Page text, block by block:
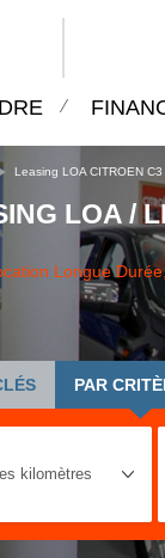
Leasing LOA CITROEN C3
LOA /
Longue
PAR